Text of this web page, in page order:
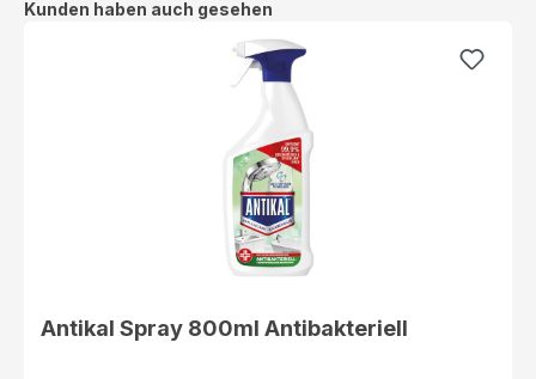
Produktgalerie überspringen
Kunden haben auch gesehen
Antikal Spray 800ml Antibakteriell